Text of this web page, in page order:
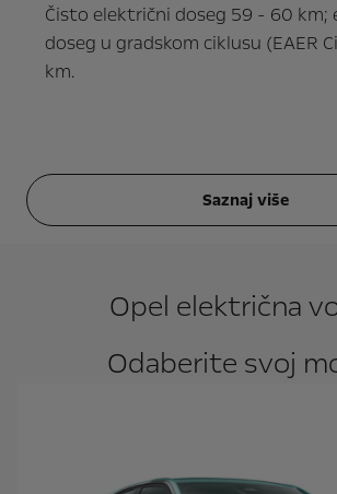
Čisto električni doseg 59 - 60 km;
doseg u gradskom ciklusu (EAER
km.
Saznaj više
Opel električna
Odaberite svoj